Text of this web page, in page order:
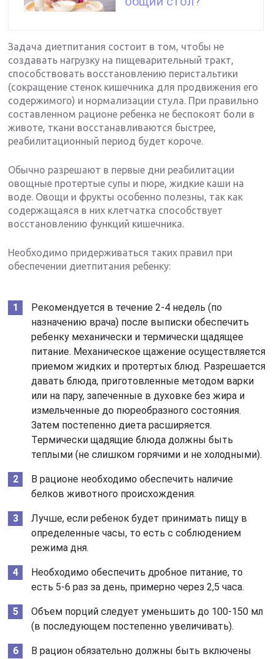
Задача диетпитания состоит в том, чтобы не
создавать нагрузку на пищеварительный тракт,
способствовать восстановлению перистальтики
(сокращение стенок кишечника для продвижения его
содержимого) и нормализации стула. При правильно
составленном рационе ребенка не беспокоят боли в
животе, ткани восстанавливаются быстрее,
реабилитационный период будет короче.
Обычно разрешают в первые дни реабилитации
овощные протертые супы и пюре, жидкие каши на
воде. Овощи и фрукты особенно полезны, так как
содержащаяся в них клетчатка способствует
восстановлению функций кишечника.
Необходимо придерживаться таких правил при
обеспечении диетпитания ребенку:
Рекомендуется в течение 2-4 недель (по
назначению врача) после выписки обеспечить
ребенку механически и термически щадящее
питание. Механическое щажение осуществляется
приемом жидких и протертых блюд. Разрешается
давать блюда, приготовленные методом варки
или на пару, запеченные в духовке без жира и
измельченные до пюреобразного состояния.
Затем постепенно диета расширяется.
Термически щадящие блюда должны быть
теплыми (не слишком горячими и не холодными).
В рационе необходимо обеспечить наличие
белков животного происхождения.
Лучше, если ребенок будет принимать пищу в
определенные часы, то есть с соблюдением
режима дня.
Необходимо обеспечить дробное питание, то
есть 5-6 раз за день, примерно через 2,5 часа.
Объем порций следует уменьшить до 100-150 мл
(в последующем постепенно увеличивать).
В рацион обязательно должны быть включены